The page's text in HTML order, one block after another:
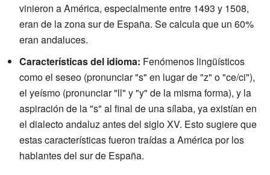
vinieron a América, especialmente entre 1493 y 1508,
eran de la zona sur de España. Se calcula que un 60%
eran andaluces.
Características del idioma: Fenómenos lingüísticos
como el seseo (pronunciar "s" en lugar de "z" o "ce/ci"),
el yeísmo (pronunciar "ll" y "y" de la misma forma), y la
aspiración de la "s" al final de una sílaba, ya existían en
el dialecto andaluz antes del siglo XV. Esto sugiere que
estas características fueron traídas a América por los
hablantes del sur de España.